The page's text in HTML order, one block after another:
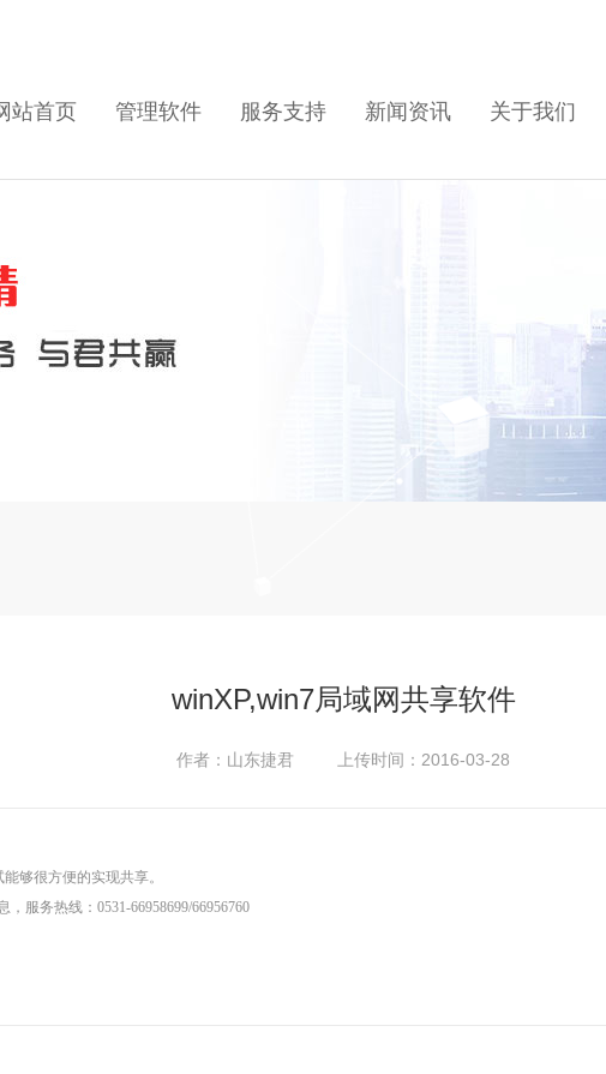
站首页 管理软件 服务支持 新闻资讯 关于我们
winXP,win7局域网共享软件
作者：山东捷君 上传时间：2016-03-28
够很方便的实现共享。
服务热线：0531-66958699/66956760